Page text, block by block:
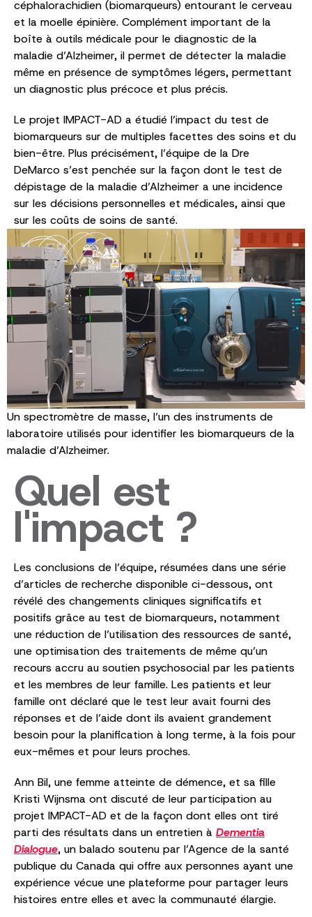
céphalorachidien (biomarqueurs) entourant le cerveau
et la moelle épinière. Complément important de la
boîte à outils médicale pour le diagnostic de la
maladie d’Alzheimer, il permet de détecter la maladie
même en présence de symptômes légers, permettant
un diagnostic plus précoce et plus précis.
Le projet IMPACT-AD a étudié l’impact du test de
biomarqueurs sur de multiples facettes des soins et du
bien-être. Plus précisément, l’équipe de la Dre
DeMarco s’est penchée sur la façon dont le test de
dépistage de la maladie d’Alzheimer a une incidence
sur les décisions personnelles et médicales, ainsi que
sur les coûts de soins de santé.
Un spectromètre de masse, l’un des instruments de
laboratoire utilisés pour identifier les biomarqueurs de la
maladie d’Alzheimer.
Quel est
l'impact ?
Les conclusions de l’équipe, résumées dans une série
d’articles de recherche disponible ci-dessous, ont
révélé des changements cliniques significatifs et
positifs grâce au test de biomarqueurs, notamment
une réduction de l’utilisation des ressources de santé,
une optimisation des traitements de même qu’un
recours accru au soutien psychosocial par les patients
et les membres de leur famille. Les patients et leur
famille ont déclaré que le test leur avait fourni des
réponses et de l’aide dont ils avaient grandement
besoin pour la planification à long terme, à la fois pour
eux-mêmes et pour leurs proches.
Ann Bil, une femme atteinte de démence, et sa fille
Kristi Wijnsma ont discuté de leur participation au
projet IMPACT-AD et de la façon dont elles ont tiré
parti des résultats dans un entretien à Dementia
Dialogue, un balado soutenu par l’Agence de la santé
publique du Canada qui offre aux personnes ayant une
expérience vécue une plateforme pour partager leurs
histoires entre elles et avec la communauté élargie.